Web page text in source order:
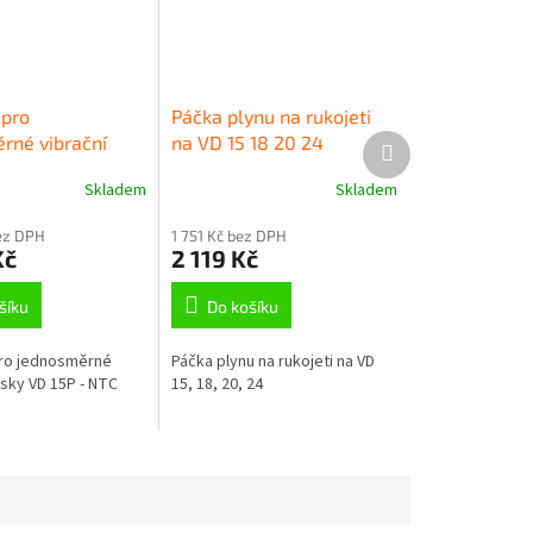
vibrační
Skladem
DPH
jednosměrné
VD 15P - NTC
Páčka plynu na rukojeti
na VD 15 18 20 24
Skladem
1 751 Kč bez DPH
2 119 Kč
Do košíku
Páčka plynu na rukojeti na VD
15, 18, 20, 24
Další
produkt